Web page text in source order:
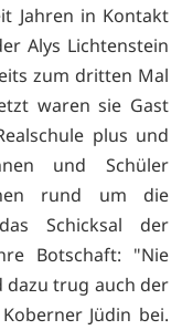
Jahren in Kontakt
Alys Lichtenstein
zum dritten Mal
waren sie Gast
plus und
und Schüler
rund um die
Schicksal der
Botschaft: "Nie
dazu trug auch der
Jüdin bei.